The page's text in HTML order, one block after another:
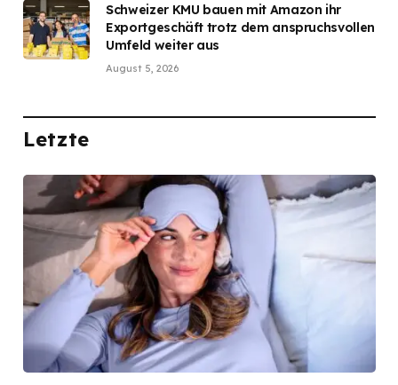
Schweizer KMU bauen mit Amazon ihr
Exportgeschäft trotz dem anspruchsvollen
Umfeld weiter aus
August 5, 2026
Letzte